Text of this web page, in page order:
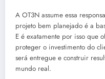
A OT3N assume essa
projeto bem planejado é a
E é exatamente por isso que
proteger o investimento do
será entregue e construir
mundo real.